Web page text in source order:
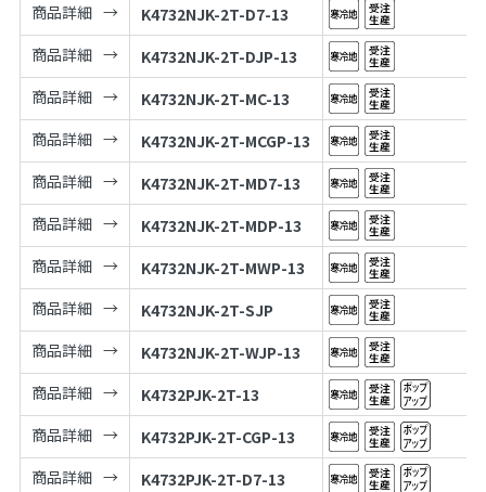
商品詳細
K4732NJK-2T-D7-13
商品詳細
K4732NJK-2T-DJP-13
商品詳細
K4732NJK-2T-MC-13
商品詳細
K4732NJK-2T-MCGP-13
商品詳細
K4732NJK-2T-MD7-13
商品詳細
K4732NJK-2T-MDP-13
商品詳細
K4732NJK-2T-MWP-13
商品詳細
K4732NJK-2T-SJP
商品詳細
K4732NJK-2T-WJP-13
商品詳細
K4732PJK-2T-13
商品詳細
K4732PJK-2T-CGP-13
商品詳細
K4732PJK-2T-D7-13